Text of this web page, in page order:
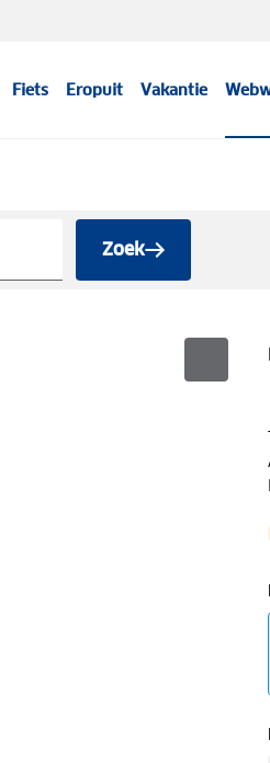
Fiets Eropuit Vakantie
Zoek